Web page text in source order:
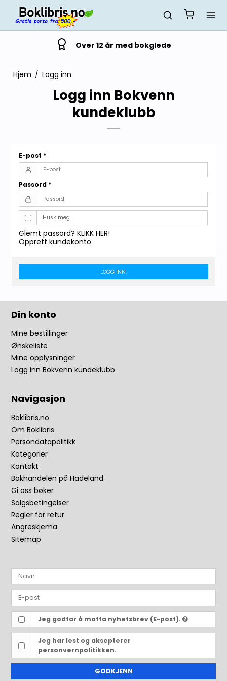
Over 12 år med bokglede
Hjem / Logg inn.
Logg inn Bokvenn
kundeklubb
E-post *
Passord *
Husk meg
Glemt passord? KLIKK HER!
Opprett kundekonto
LOGG INN.
Din konto
Mine bestillinger
Ønskeliste
Mine opplysninger
Logg inn Bokvenn kundeklubb
Navigasjon
Boklibris.no
Om Boklibris
Persondatapolitikk
Kategorier
Kontakt
Bokhandelen på Hadeland
Gi oss bøker
Salgsbetingelser
Regler for retur
Angreskjema
Sitemap
Jeg godtar å motta nyhetsbrev (E-post).
Jeg har lest og aksepterer
personvernpolitikken.
GODKJENN